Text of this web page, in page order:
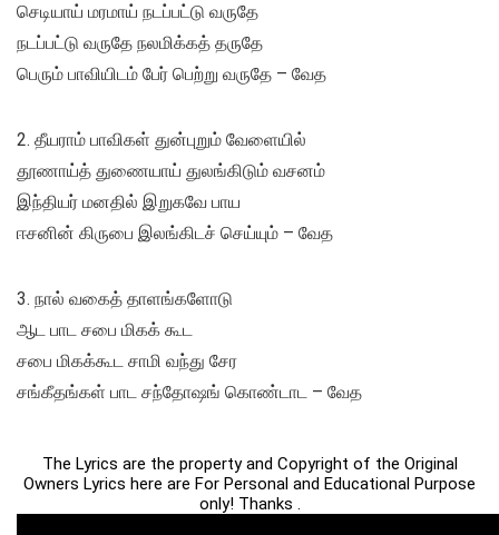
செடியாய் மரமாய் நடப்பட்டு வருதே
நடப்பட்டு வருதே நலமிக்கத் தருதே
பெரும் பாவியிடம் பேர் பெற்று வருதே – வேத
2. தீயராம் பாவிகள் துன்புறும் வேளையில்
தூணாய்த் துணையாய் துலங்கிடும் வசனம்
இந்தியர் மனதில் இறுகவே பாய
ஈசனின் கிருபை இலங்கிடச் செய்யும் – வேத
3. நால் வகைத் தாளங்களோடு
ஆட பாட சபை மிகக் கூட
சபை மிகக்கூட சாமி வந்து சேர
சங்கீதங்கள் பாட சந்தோஷங் கொண்டாட – வேத
The Lyrics are the property and Copyright of the Original
Owners Lyrics here are For Personal and Educational Purpose
only! Thanks .